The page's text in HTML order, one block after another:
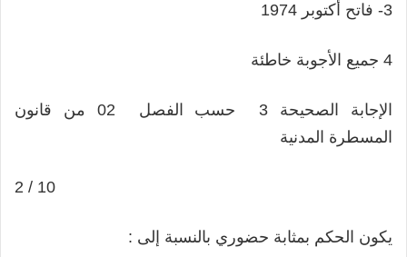
3- فاتح أكتوبر 1974
4 جميع الأجوبة خاطئة
الإجابة الصحيحة 3 حسب الفصل 02 من قانون
المسطرة المدنية
2 / 10
يكون الحكم بمثابة حضوري بالنسبة إلى :